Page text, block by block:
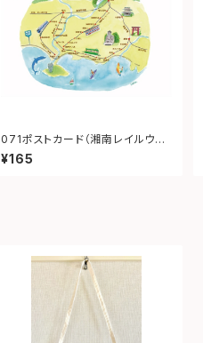
071ポストカード（湘南レイルウェ
イ）
¥165